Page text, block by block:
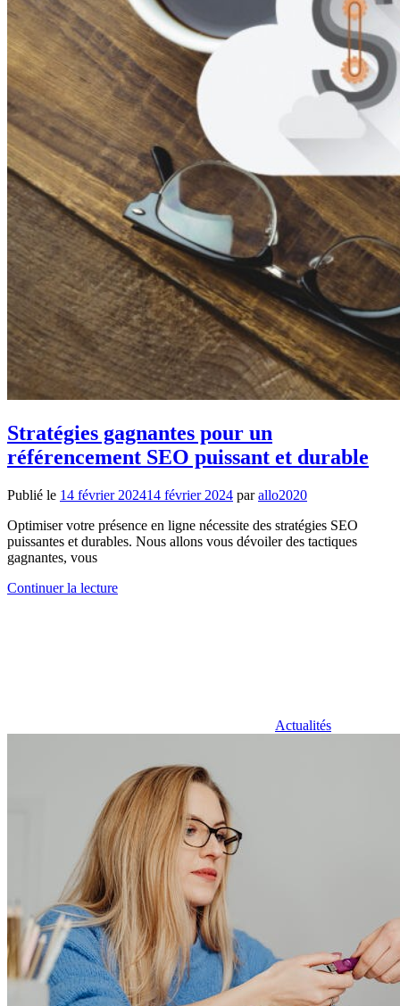
Stratégies gagnantes pour un
référencement SEO puissant et durable
Publié le 14 février 202414 février 2024 parallo2020
Optimiser votre présence en ligne nécessite des stratégies SEO
puissantes et durables. Nous allons vous dévoiler des tactiques
gagnantes, vous
Continuer la lecture
Actualités